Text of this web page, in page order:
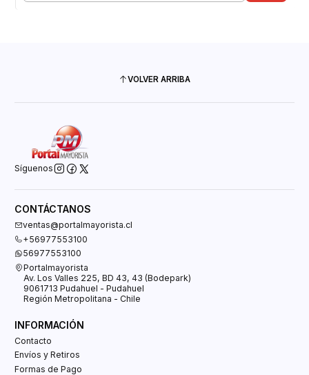
VOLVER ARRIBA
Síguenos
CONTÁCTANOS
ventas@portalmayorista.cl
+56977553100
56977553100
Portalmayorista
Av. Los Valles 225, BD 43, 43 (Bodepark)
9061713 Pudahuel - Pudahuel
Región Metropolitana - Chile
INFORMACIÓN
Contacto
Envíos y Retiros
Formas de Pago